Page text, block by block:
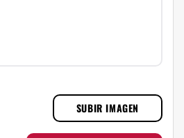
SUBIR IMAGEN